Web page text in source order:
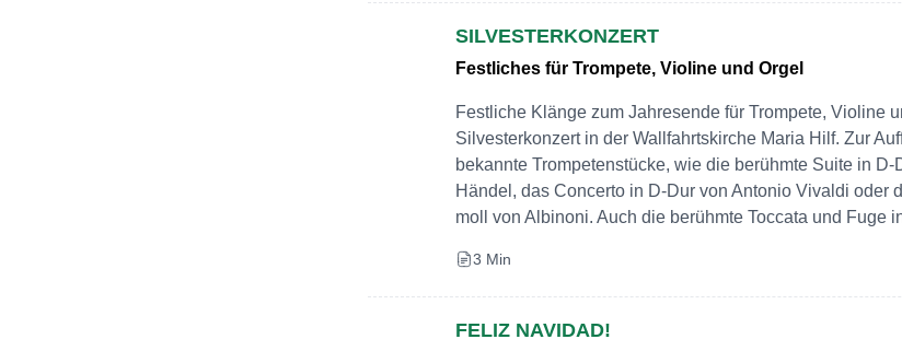
SILVESTERKONZERT
Festliches für Trompete, Violine und Orgel
Festliche Klänge zum Jahresende für Trompete, Violine
Silvesterkonzert in der Wallfahrtskirche Maria Hilf. Zur
bekannte Trompetenstücke, wie die berühmte Suite in D-
Händel, das Concerto in D-Dur von Antonio Vivaldi oder
moll von Albinoni. Auch die berühmte Toccata und Fuge
3 Min
FELIZ NAVIDAD!